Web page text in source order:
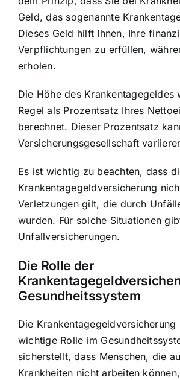
Geld, das sogenannte
Dieses Geld hilft Ihnen, Ihre
Verpflichtungen zu erfüllen,
erholen.
Die Höhe des Krankentagegeldes
Regel als Prozentsatz Ihres
berechnet. Dieser Prozentsatz
Versicherungsgesellschaft
Es ist wichtig zu beachten, dass
Krankentagegeldversicherung
Verletzungen gilt, die durch
wurden. Für solche Situationen
Unfallversicherungen.
Die Rolle der
Gesundheitssystem
Die Krankentagegeldversicherung
wichtige Rolle im
sicherstellt, dass Menschen, die
Krankheiten nicht arbeiten